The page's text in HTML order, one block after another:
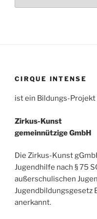
CIRQUE INTENSE
ist ein Bildungs-Projekt
Zirkus-Kunst
gemeinnützige GmbH
Die Zirkus-Kunst
Jugendhilfe nach § 75
außerschulischen
Jugendbildungsgesetz
anerkannt.